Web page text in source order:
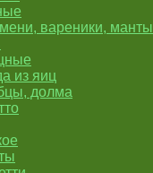
вареники, манты
из яиц
долма